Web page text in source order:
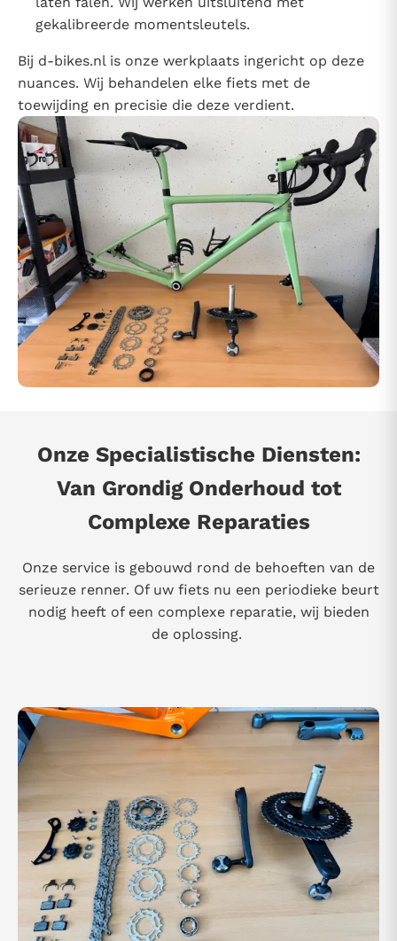
gekalibreerde momentsleutels.
Bij d-bikes.nl is onze werkplaats ingericht op deze
nuances. Wij behandelen elke fiets met de
toewijding en precisie die deze verdient.
Onze Specialistische Diensten:
Van Grondig Onderhoud tot
Complexe Reparaties
Onze service is gebouwd rond de behoeften van de
serieuze renner. Of uw fiets nu een periodieke beurt
nodig heeft of een complexe reparatie, wij bieden
de oplossing.